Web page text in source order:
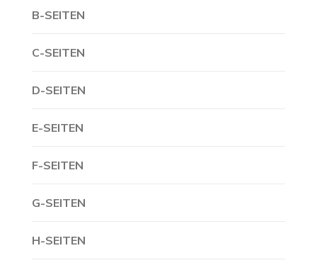
B-SEITEN
C-SEITEN
D-SEITEN
E-SEITEN
F-SEITEN
G-SEITEN
H-SEITEN